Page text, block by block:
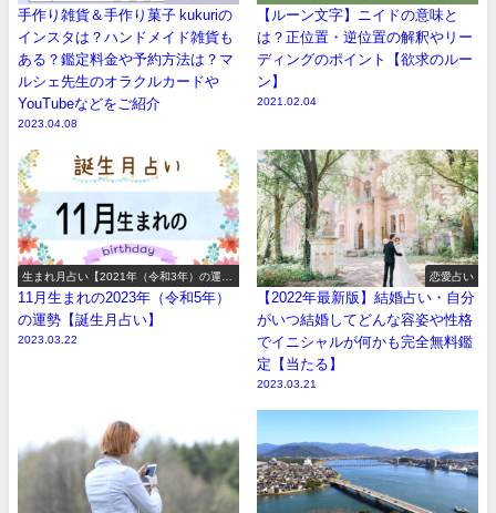
手作り雑貨＆手作り菓子 kukuriの
インスタは？ハンドメイド雑貨も
ある？鑑定料金や予約方法は？マ
ルシェ先生のオラクルカードや
YouTubeなどをご紹介
2023.04.08
釈やアルファベット】
【ルーン文字】ニイドの意味と
は？正位置・逆位置の解釈やリー
ディングのポイント【欲求のルー
ン】
2021.02.04
生まれ月占い【2021年（令和3年）の運
勢】
11月生まれの2023年（令和5年）
の運勢【誕生月占い】
2023.03.22
恋愛占い
【2022年最新版】結婚占い・自分
がいつ結婚してどんな容姿や性格
でイニシャルが何かも完全無料鑑
定【当たる】
2023.03.21